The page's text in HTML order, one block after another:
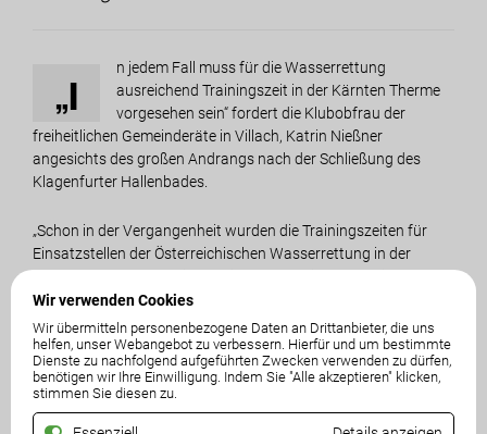
Wir verwenden Cookies
Wir übermitteln personenbezogene Daten an Drittanbieter, die uns
helfen, unser Webangebot zu verbessern. Hierfür und um bestimmte
Dienste zu nachfolgend aufgeführten Zwecken verwenden zu dürfen,
benötigen wir Ihre Einwilligung. Indem Sie "Alle akzeptieren" klicken,
stimmen Sie diesen zu.
„I
n jedem Fall muss für die Wasserrettung
ausreichend Trainingszeit in der Kärnten Therme
vorgesehen sein“ fordert die Klubobfrau der
freiheitlichen Gemeinderäte in Villach, Katrin Nießner
angesichts des großen Andrangs nach der Schließung des
Klagenfurter Hallenbades.
„Schon in der Vergangenheit wurden die Trainingszeiten für
Einsatzstellen der Österreichischen Wasserrettung in der
in der kühleren Jahreszeit mit kontinuierlichem Üben ihre
Einsatzbereitschaft aufrechterhalten können“, zeigt sich
Nießner besorgt.
„Der zeitliche Engpass für die Rettungskräfte zu Wasser allein
schon dadurch verschärft, dass jene Einsatzstellen, die bisher